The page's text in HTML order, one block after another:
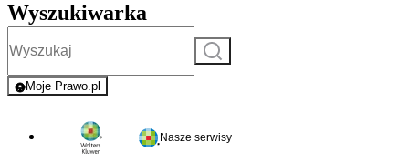
Wyszukiwarka
Szukaj
Moje Prawo.pl
- rejestracja i logowanie do serwisu
Nasze serwisy